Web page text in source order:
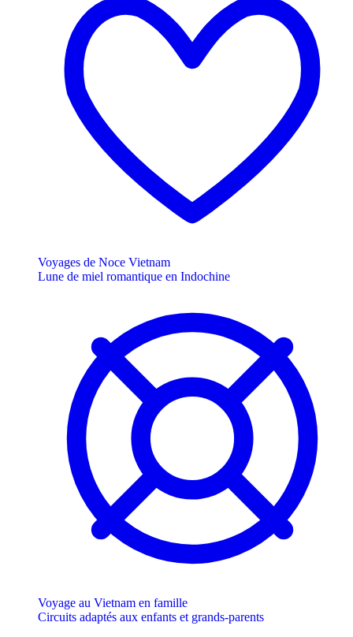
Voyages de Noce Vietnam
Lune de miel romantique en Indochine
Voyage au Vietnam en famille
Circuits adaptés aux enfants et grands-parents